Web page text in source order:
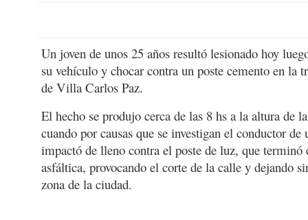
Un joven de unos 25 años resultó lesionado hoy
su vehículo y chocar contra un poste cemento en la
de Villa Carlos Paz.
El hecho se produjo cerca de las 8 hs a la altura de
cuando por causas que se investigan el conductor
impactó de lleno contra el poste de luz, que terminó
asfáltica, provocando el corte de la calle y dejando
zona de la ciudad.